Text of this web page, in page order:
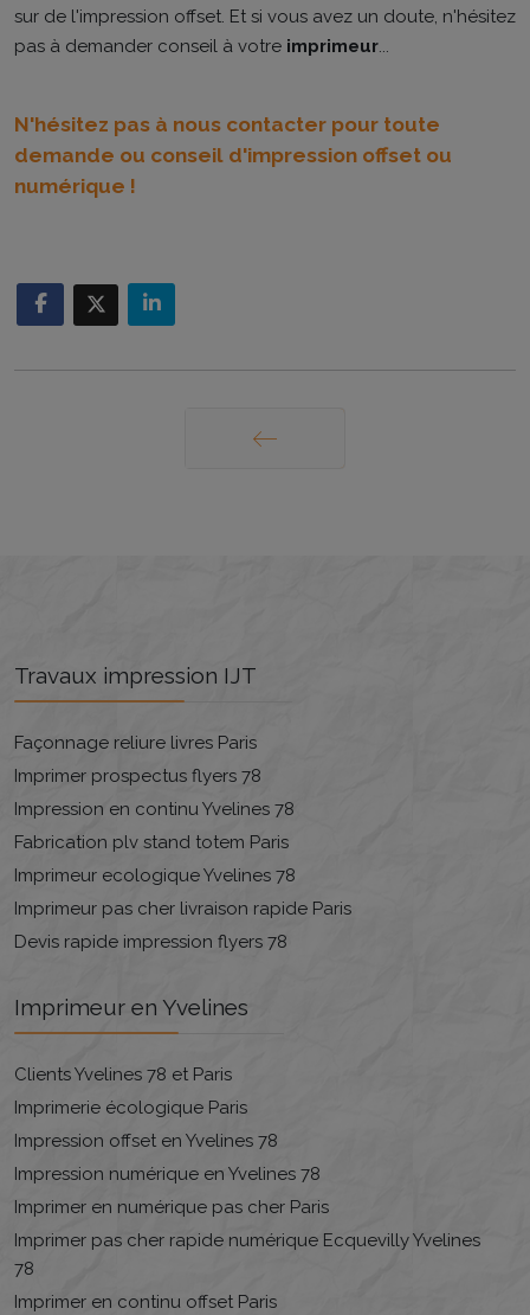
sur de l'impression offset. Et si vous avez un doute, n'hésitez
pas à demander conseil à votre imprimeur...
N'hésitez pas à nous contacter pour toute
demande ou conseil d'impression offset ou
numérique !
Travaux impression IJT
Façonnage reliure livres Paris
Imprimer prospectus flyers 78
Impression en continu Yvelines 78
Fabrication plv stand totem Paris
Imprimeur ecologique Yvelines 78
Imprimeur pas cher livraison rapide Paris
Devis rapide impression flyers 78
Imprimeur en Yvelines
Clients Yvelines 78 et Paris
Imprimerie écologique Paris
Impression offset en Yvelines 78
Impression numérique en Yvelines 78
Imprimer en numérique pas cher Paris
Imprimer pas cher rapide numérique Ecquevilly Yvelines
78
Imprimer en continu offset Paris